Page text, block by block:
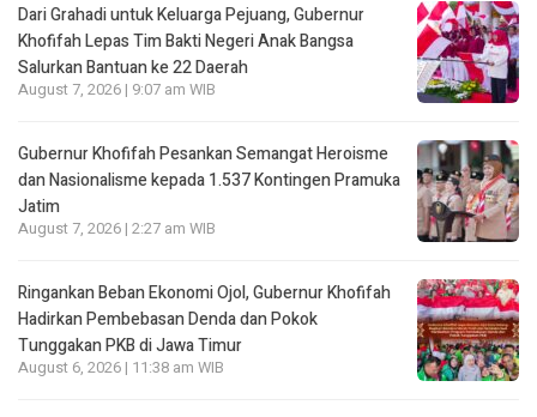
Dari Grahadi untuk Keluarga Pejuang, Gubernur
Khofifah Lepas Tim Bakti Negeri Anak Bangsa
Salurkan Bantuan ke 22 Daerah
August 7, 2026 | 9:07 am WIB
Gubernur Khofifah Pesankan Semangat Heroisme
dan Nasionalisme kepada 1.537 Kontingen Pramuka
Jatim
August 7, 2026 | 2:27 am WIB
Ringankan Beban Ekonomi Ojol, Gubernur Khofifah
Hadirkan Pembebasan Denda dan Pokok
Tunggakan PKB di Jawa Timur
August 6, 2026 | 11:38 am WIB